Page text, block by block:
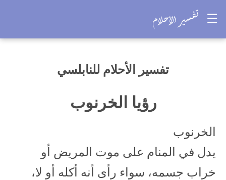
☰
تفسير الأحلام للنابلسي
رؤيا الخرنوب
الخرنوب
يدل في المنام على موت المريض أو
خراب جسمه، سواء رأى أنه أكله أو لا،